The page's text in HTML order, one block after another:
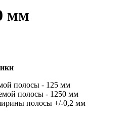
мм
полосы - 125 мм
полосы - 1250 мм
полосы +/-0,2 мм